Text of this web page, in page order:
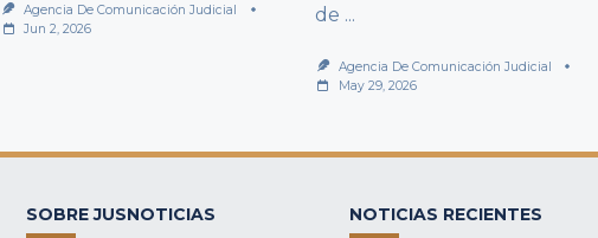
Agencia De Comunicación Judicial
Jun 2, 2026
de ...
Agencia De Comunicación Judicial
May 29, 2026
SOBRE JUSNOTICIAS NOTICIAS RECIENTES